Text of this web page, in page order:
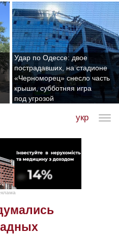
Удар по Одессе: двое
пострадавших, на стадионе
«Черноморец» снесло часть
крыши, субботняя игра
под угрозой
укр